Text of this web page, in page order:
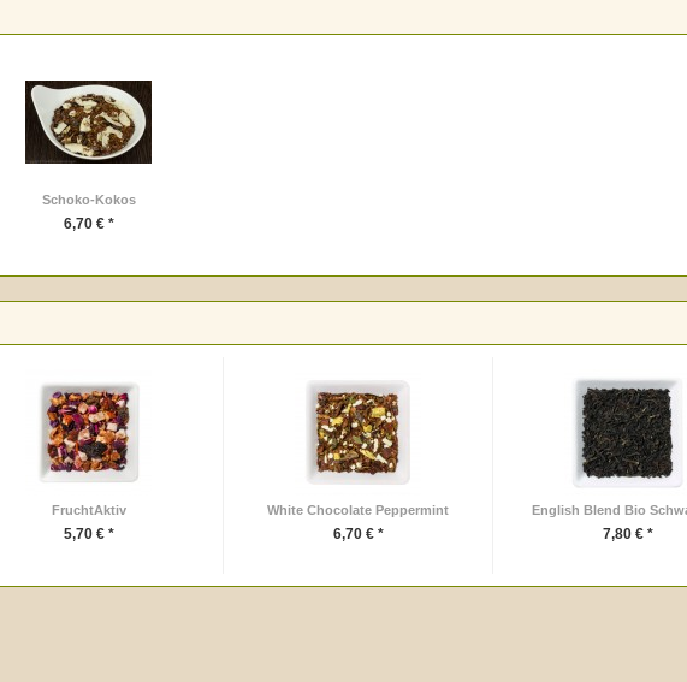
Schoko-Kokos
6,70 € *
FruchtAktiv
5,70 € *
White Chocolate Peppermint
6,70 € *
English Blend Bio
7,80 € *